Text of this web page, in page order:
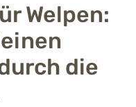
Welpen:
die